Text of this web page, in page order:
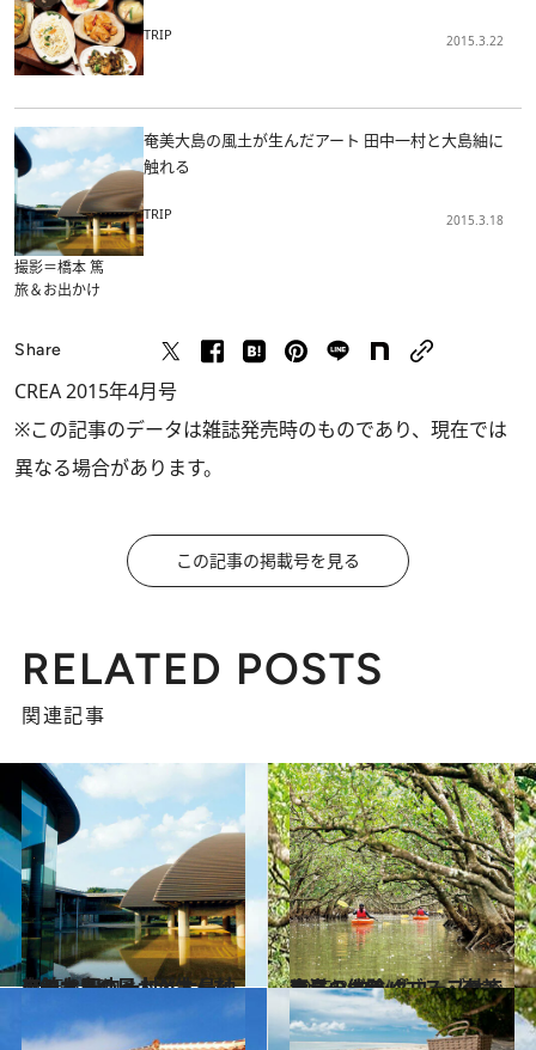
TRIP 2015.3.22
奄美大島の風土が生んだアート 田中一村と大島紬に
触れる
TRIP 2015.3.18
撮影＝橋本 篤
旅＆お出かけ
Share
CREA 2015年4月号
※この記事のデータは雑誌発売時のものであり、現在では
異なる場合があります。
この記事の掲載号を見る
RELATED POSTS
関連記事
2015.3.18
奄美大島の風土が生んだアート 田中一村と大島紬に触れる
旅＆お出かけ 2015.3.16
東洋のガラパゴス・奄美大島の マングローブ林でカヌー体験
旅＆お出かけ